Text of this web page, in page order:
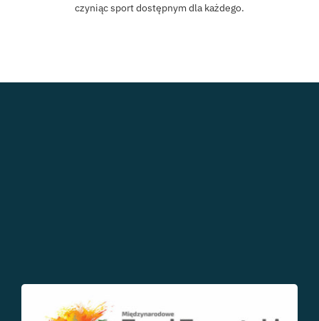
czyniąc sport dostępnym dla każdego.